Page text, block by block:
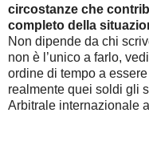
circostanze che
completo della
Non dipende da chi
non è l’unico a farlo,
ordine di tempo a
realmente quei soldi gli
Arbitrale internazionale